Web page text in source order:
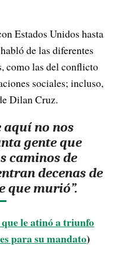
Estados Unidos hasta
de las diferentes
como las del conflicto
sociales; incluso,
Dilan Cruz.
aquí no nos
gente que
caminos de
decenas de
que murió”.
le atinó a triunfo
para su mandato)